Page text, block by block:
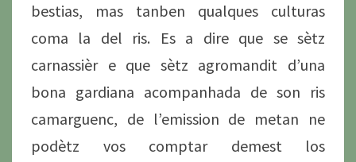
bestias, mas tanben qualques culturas
coma la del ris. Es a dire que se sètz
carnassièr e que sètz agromandit d’una
bona gardiana acompanhada de son ris
camarguenc, de l’emission de metan ne
podètz vos comptar demest los